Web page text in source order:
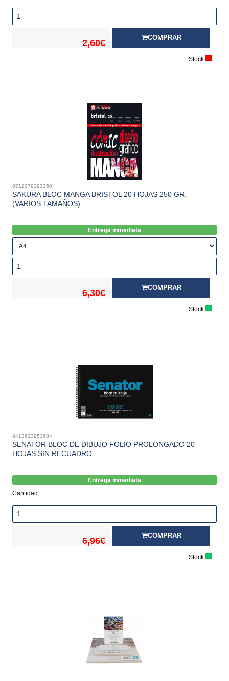
2,60€
COMPRAR
Stock:
8712079393250
SAKURA BLOC MANGA BRISTOL 20 HOJAS 250 GR.
(VARIOS TAMAÑOS)
Entrega inmediata
6,30€
COMPRAR
Stock:
8413623953684
SENATOR BLOC DE DIBUJO FOLIO PROLONGADO 20
HOJAS SIN RECUADRO
Entrega inmediata
Cantidad
6,96€
COMPRAR
Stock: